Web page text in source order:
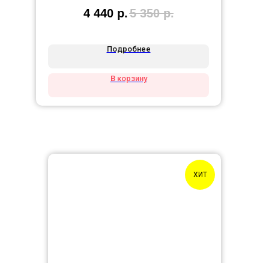
4 440 р.5 350 р.
Подробнее
В корзину
ХИТ